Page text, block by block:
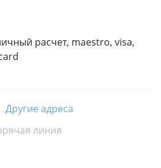
расчет, maestro, visa,
Другие адреса
линия